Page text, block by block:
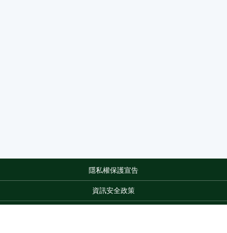
隱私權保護宣告
資訊安全政策